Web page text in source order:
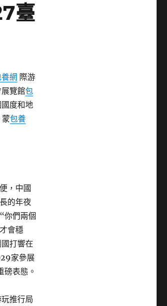
臺
網 際游
覽館包
度和地
蒙包養
，中國
的年夜
你們兩個
會穩
打響在
家參展
磅表態。
推行局